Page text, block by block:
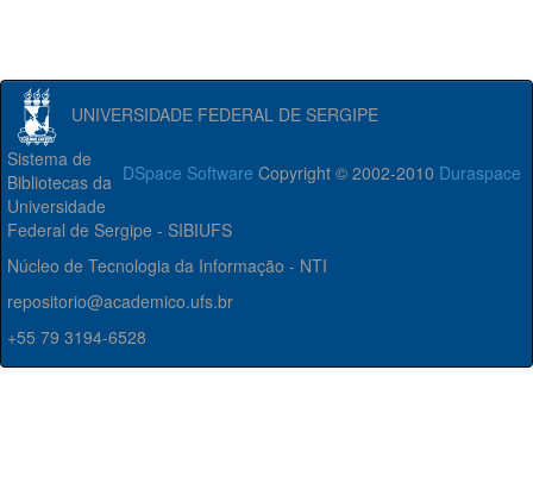
UNIVERSIDADE FEDERAL DE SERGIPE
DSpace Software Copyright © 2002-2010 Duraspace
Sistema de
Bibliotecas da
Universidade
Federal de Sergipe - SIBIUFS
Núcleo de Tecnologia da Informação - NTI
repositorio@academico.ufs.br
+55 79 3194-6528